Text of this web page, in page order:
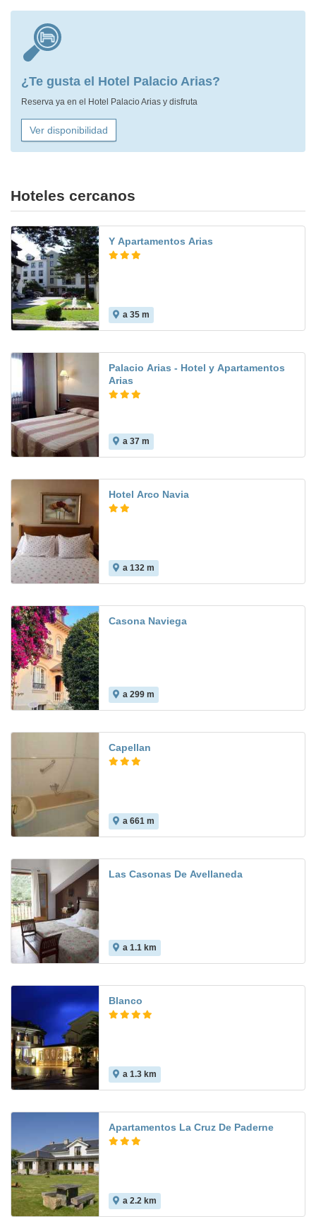
¿Te gusta el Hotel Palacio Arias?
Reserva ya en el Hotel Palacio Arias y disfruta
Ver disponibilidad
Hoteles cercanos
Y Apartamentos Arias
a 35 m
Palacio Arias - Hotel y Apartamentos
Arias
a 37 m
Hotel Arco Navia
a 132 m
Casona Naviega
a 299 m
Capellan
a 661 m
Las Casonas De Avellaneda
a 1.1 km
Blanco
a 1.3 km
Apartamentos La Cruz De Paderne
a 2.2 km